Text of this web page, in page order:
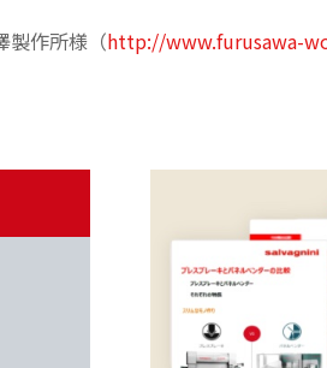
製作所様（http://www.furusawa-